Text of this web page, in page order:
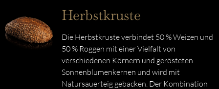
Herbstkruste
Die Herbstkruste verbindet 50 % Weizen und
50 % Roggen mit einer Vielfalt von
verschiedenen Körnern und gerösteten
Sonnenblumenkernen und wird mit
Natursauerteig gebacken. Der Kombination